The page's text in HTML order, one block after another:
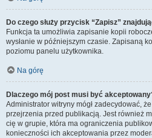
Do czego służy przycisk “Zapisz”
Funkcja ta umożliwia zapisanie kopii
wysłanie w późniejszym czasie. Zapisaną
poziomu panelu użytkownika.
Na górę
Dlaczego mój post musi być
Administrator witryny mógł zadecydować,
przejrzenia przed publikacją. Jest również
cię w grupie, która ma ograniczenia
konieczności ich akceptowania przez